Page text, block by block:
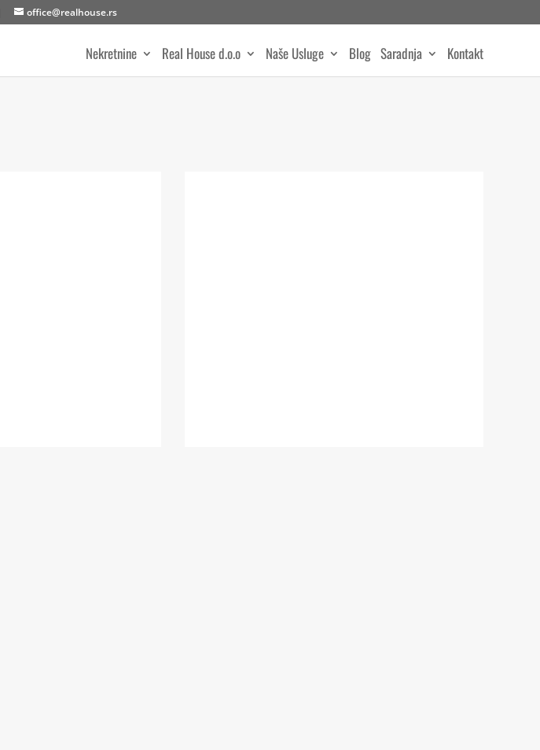
office@realhouse.rs
Nekretnine Real House d.o.o Naše Usluge Blog Saradnja Kontakt